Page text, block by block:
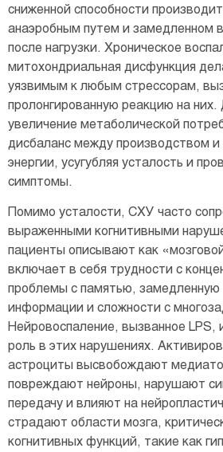
сниженной способности
анаэробным путем и замедленном
после нагрузки. Хроническое
митохондриальная дисфункция
уязвимым к любым стрессорам,
пролонгированную реакцию на
увеличение метаболической
дисбаланс между производством и
энергии, усугубляя усталость и
симптомы.
Помимо усталости, СХУ часто
выраженными когнитивными
пациенты описывают как
включает в себя трудности с
проблемы с памятью, замедленную
информации и сложности с
Нейровоспаление, вызванное LPS,
роль в этих нарушениях.
астроциты высвобождают
повреждают нейроны, нарушают
передачу и влияют на
страдают области мозга,
когнитивных функций, такие как